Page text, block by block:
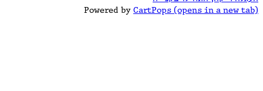
Powered byCartPops(opens in a